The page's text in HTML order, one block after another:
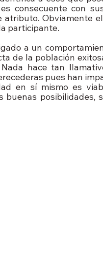
consecuente con
atributo. Obviamente
participante.
a un
de la población
hace tan
pues han
en sí mismo es
buenas posibilidades,